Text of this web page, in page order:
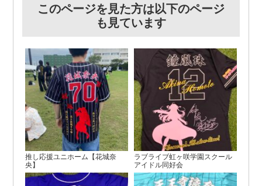
このページを見た方は以下のページ
も見ています
推し応援ユニホーム【花城奈
央】
ラブライブ虹ヶ咲学園スクール
アイドル同好会